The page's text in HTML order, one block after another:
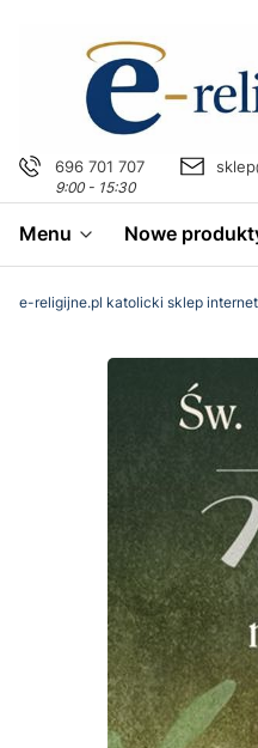
696 701 707
9:00 - 15:30
Menu Nowe
e-religijne.pl katolicki sklep